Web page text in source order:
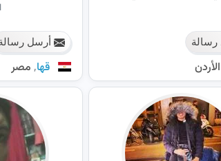
الأردن
أرسل
قها, مصر